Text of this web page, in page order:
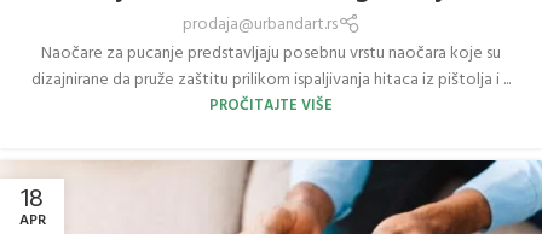
prodaja@urbandart.rs
Naočare za pucanje predstavljaju posebnu vrstu naočara koje su
dizajnirane da pruže zaštitu prilikom ispaljivanja hitaca iz pištolja i ...
PROČITAJTE VIŠE
18
APR